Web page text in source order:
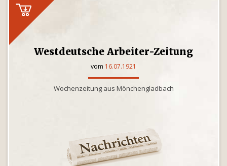
Westdeutsche Arbeiter-Zeitung
vom 16.07.1921
Wochenzeitung aus Mönchengladbach